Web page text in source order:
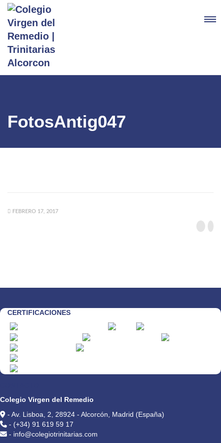
FotosAntig047
FEBRERO 17, 2017
CERTIFICACIONES
Colegio Virgen del Remedio
- Av. Lisboa, 2, 28924 - Alcorcón, Madrid (España)
- (+34) 91 619 59 17
- info@colegiotrinitarias.com